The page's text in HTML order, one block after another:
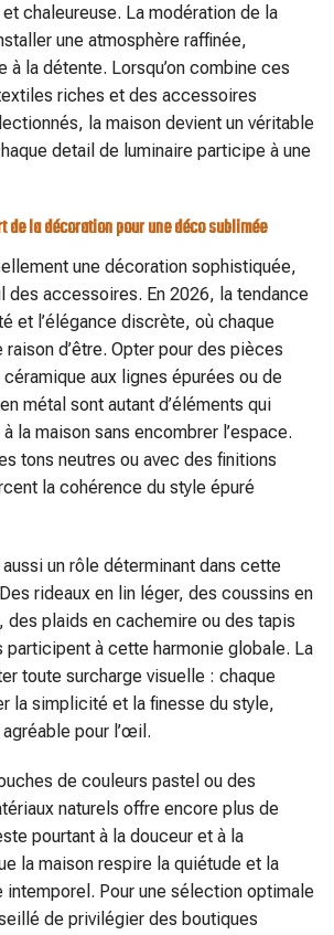
chaleureuse. La modération de la
une atmosphère raffinée,
à la détente. Lorsqu’on combine ces
riches et des accessoires
la maison devient un véritable
detail de luminaire participe à une
de la décoration pour une déco sublimée
une décoration sophistiquée,
des accessoires. En 2026, la tendance
et l’élégance discrète, où chaque
d’être. Opter pour des pièces
céramique aux lignes épurées ou de
métal sont autant d’éléments qui
la maison sans encombrer l’espace.
tons neutres ou avec des finitions
la cohérence du style épuré
un rôle déterminant dans cette
rideaux en lin léger, des coussins en
des plaids en cachemire ou des tapis
à cette harmonie globale. La
toute surcharge visuelle : chaque
la simplicité et la finesse du style,
pour l’œil.
de couleurs pastel ou des
naturels offre encore plus de
pourtant à la douceur et à la
la maison respire la quiétude et la
intemporel. Pour une sélection optimale
de privilégier des boutiques